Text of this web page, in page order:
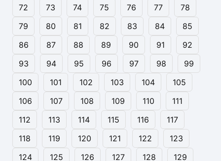
72
73 74 75 76 77
78
79
80 81 82 83 84
85
86
87 88 89 90 91
92
93
94 95 96 97 98
99
100
101 102 103 104
105
106
107 108 109 110
111
112
113 114 115 116
117
118
119 120 121 122
123
124
125 126 127 128 129